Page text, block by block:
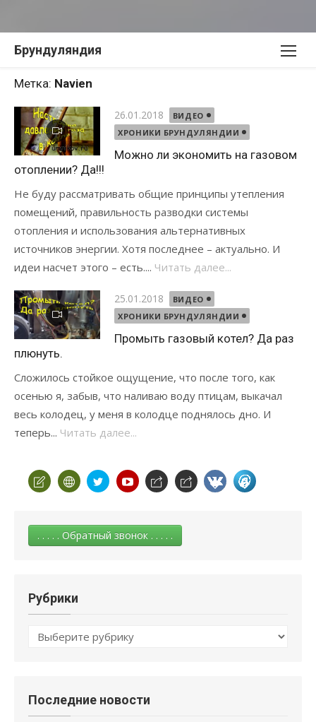
содержимому
Брундуляндия
Метка: Navien
Опубликовано
26.01.2018
ВИДЕО
ХРОНИКИ БРУНДУЛЯНДИИ
Можно ли экономить на газовом
отоплении? Да!!!
Не буду рассматривать общие принципы утепления
помещений, правильность разводки системы
отопления и использования альтернативных
источников энергии. Хотя последнее – актуально. И
идеи насчет этого – есть.... Читать далее...
Опубликовано
25.01.2018
ВИДЕО
ХРОНИКИ БРУНДУЛЯНДИИ
Промыть газовый котел? Да раз
плюнуть.
Сложилось стойкое ощущение, что после того, как
осенью я, забыв, что наливаю воду птицам, выкачал
весь колодец, у меня в колодце поднялось дно. И
теперь... Читать далее...
. . . . . Обратный звонок . . . . .
Рубрики
Рубрики
Последние новости